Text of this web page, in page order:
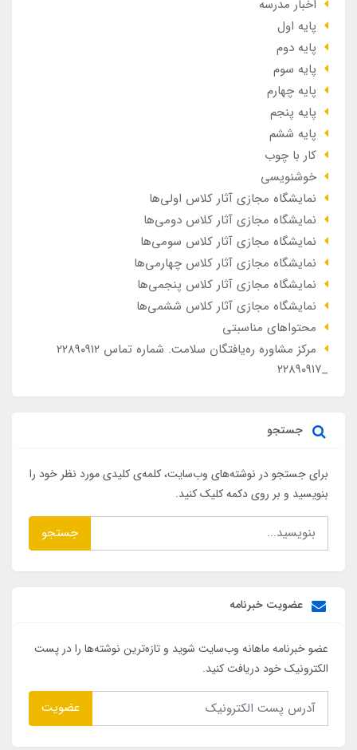
اخبار مدرسه
پایه اول
پایه دوم
پایه سوم
پایه چهارم
پایه پنجم
پایه ششم
کار با چوب
خوشنویسی
نمایشگاه مجازی آثار کلاس اولی‌ها
نمایشگاه مجازی آثار کلاس دومی‌ها
نمایشگاه مجازی آثار کلاس سومی‌ها
نمایشگاه مجازی آثار کلاس چهارمی‌ها
نمایشگاه مجازی آثار کلاس پنجمی‌ها
نمایشگاه مجازی آثار کلاس ششمی‌ها
محتواهای مناسبتی
مرکز مشاوره ره‌یافتگان سلامت. شماره تماس ۲۲۸۹۰۹۱۲
_۲۲۸۹۰۹۱۷
جستجو
برای جستجو در نوشته‌های وب‌سایت، کلمه‌ی کلیدی مورد نظر خود را
بنویسید و بر روی دکمه کلیک کنید.
جستجو
عضویت خبرنامه
عضو خبرنامه ماهانه وب‌سایت شوید و تازه‌ترین نوشته‌ها را در پست
الکترونیک خود دریافت کنید.
عضویت